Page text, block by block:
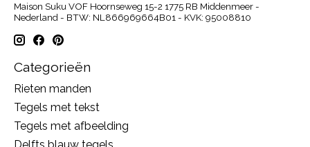
Maison Suku VOF Hoornseweg 15-2 1775 RB Middenmeer -
Nederland - BTW: NL866969664B01 - KVK: 95008810
Categorieën
Rieten manden
Tegels met tekst
Tegels met afbeelding